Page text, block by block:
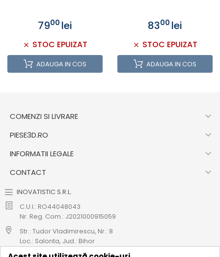
7900 lei
STOC EPUIZAT
ADAUGA IN COS
8300 lei
STOC EPUIZAT
ADAUGA IN COS
COMENZI SI LIVRARE 
PIESE3D.RO 
INFORMATII LEGALE 
CONTACT 
INOVATISTIC S.R.L.
C.U.I.: RO44048043
Nr. Reg. Com.: J2021000915059
Str.: Tudor Vladimirescu, Nr.: 8
Loc.: Salonta, Jud.: Bihor